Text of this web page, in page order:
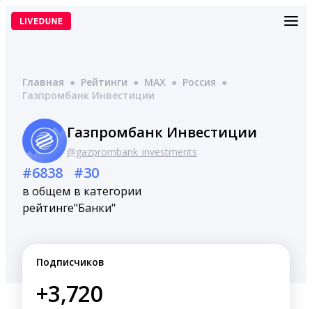
Перейти
Главная ● Рейтинги ● MAX ● Россия ●
Газпромбанк Инвестиции
Газпромбанк Инвестиции
@gazprombank_investments
#6838
в общем
рейтинге
#30
в категории
"Банки"
Подписчиков
+3,720